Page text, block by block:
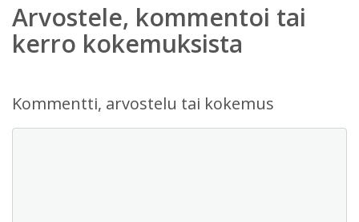
Arvostele, kommentoi tai
kerro kokemuksista
Kommentti, arvostelu tai kokemus